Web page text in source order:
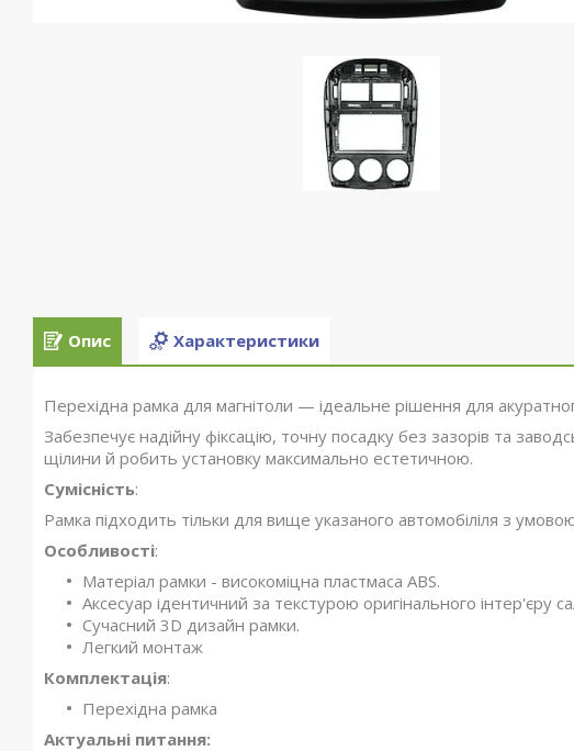
Опис Характеристики
Перехідна рамка для магнітоли — ідеальне рішення для
Забезпечує надійну фіксацію, точну посадку без зазорів та
щілини й робить установку максимально естетичною.
Сумісність:
Рамка підходить тільки для вище указаного автомобіліля з
Особливості:
Матеріал рамки - високоміцна пластмаса ABS.
Аксесуар ідентичний за текстурою оригінального інтер'єру
Сучасний 3D дизайн рамки.
Легкий монтаж
Комплектація:
Перехідна рамка
Актуальні питання: